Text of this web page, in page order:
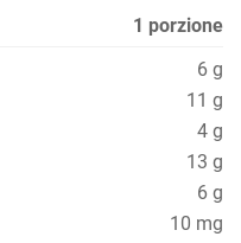
1 porzione
6 g
11 g
4 g
13 g
6 g
10 mg